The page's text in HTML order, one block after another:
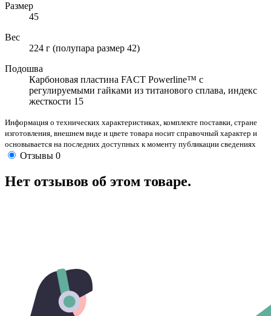
Размер
45
Вес
224 г (полупара размер 42)
Подошва
Карбоновая пластина FACT Powerline™ с
регулируемыми гайками из титанового сплава, индекс
жесткости 15
Информация о технических характеристиках, комплекте поставки, стране
изготовления, внешнем виде и цвете товара носит справочный характер и
основывается на последних доступных к моменту публикации сведениях
Отзывы 0
Нет отзывов об этом товаре.